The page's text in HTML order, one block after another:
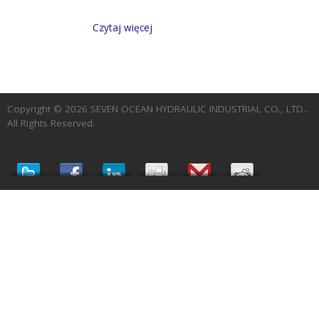
Czytaj więcej
Copyright © 2026 SEVEN OCEAN HYDRAULIC INDUSTRIAL CO., LTD..
All Rights Reserved.